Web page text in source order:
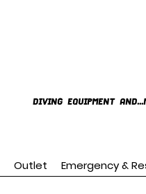
DIVING EQUIPMENT
Outlet Emergency &